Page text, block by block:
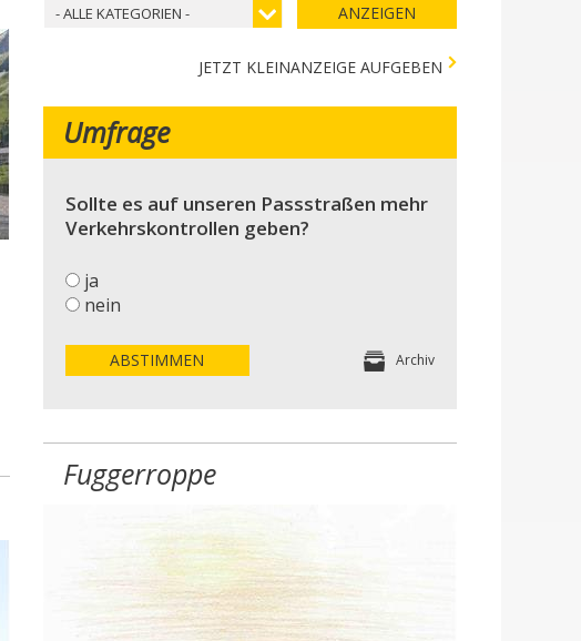
- ALLE KATEGORIEN - ANZEIGEN
JETZT KLEINANZEIGE AUFGEBEN
Umfrage
Sollte es auf unseren Passstraßen mehr
Verkehrskontrollen geben?
ja
nein
ABSTIMMEN Archiv
Fuggerroppe